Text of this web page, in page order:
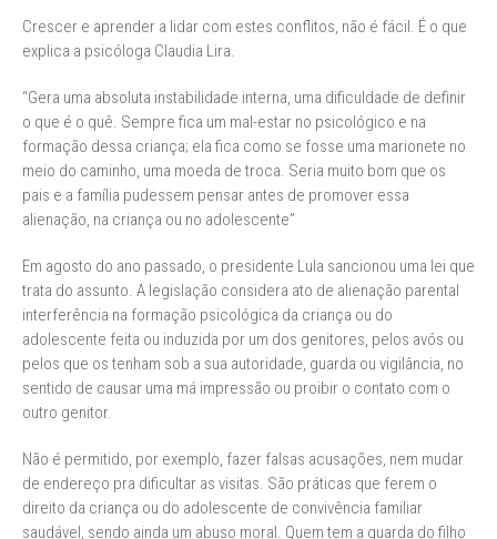
Crescer e aprender a lidar com estes conflitos, não é fácil. É o que
explica a psicóloga Claudia Lira.
“Gera uma absoluta instabilidade interna, uma dificuldade de definir
o que é o quê. Sempre fica um mal-estar no psicológico e na
formação dessa criança; ela fica como se fosse uma marionete no
meio do caminho, uma moeda de troca. Seria muito bom que os
pais e a família pudessem pensar antes de promover essa
alienação, na criança ou no adolescente”
Em agosto do ano passado, o presidente Lula sancionou uma lei que
trata do assunto. A legislação considera ato de alienação parental
interferência na formação psicológica da criança ou do
adolescente feita ou induzida por um dos genitores, pelos avós ou
pelos que os tenham sob a sua autoridade, guarda ou vigilância, no
sentido de causar uma má impressão ou proibir o contato com o
outro genitor.
Não é permitido, por exemplo, fazer falsas acusações, nem mudar
de endereço pra dificultar as visitas. São práticas que ferem o
direito da criança ou do adolescente de convivência familiar
saudável, sendo ainda um abuso moral. Quem tem a guarda do filho